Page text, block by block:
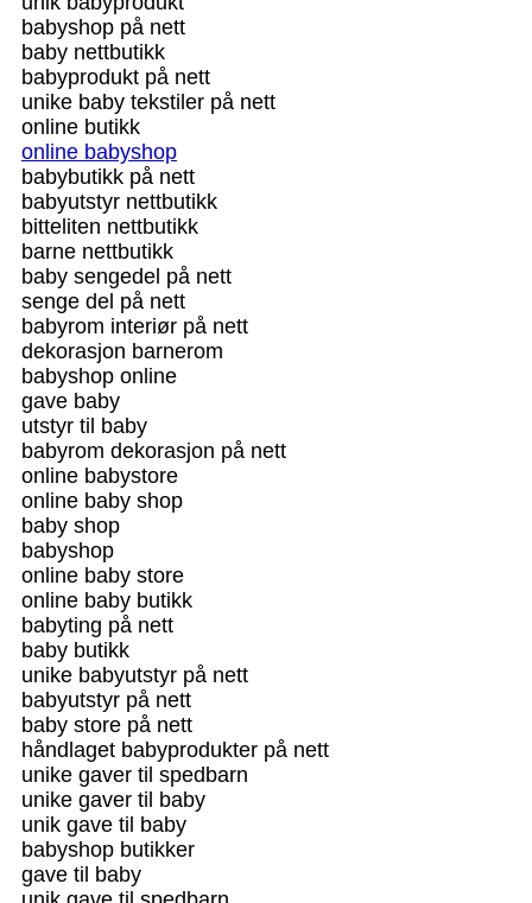
babyshop på nett
baby nettbutikk
babyprodukt på nett
unike baby tekstiler på nett
online butikk
online babyshop
babybutikk på nett
babyutstyr nettbutikk
bitteliten nettbutikk
barne nettbutikk
baby sengedel på nett
senge del på nett
babyrom interiør på nett
dekorasjon barnerom
babyshop online
gave baby
utstyr til baby
babyrom dekorasjon på nett
online babystore
online baby shop
baby shop
babyshop
online baby store
online baby butikk
babyting på nett
baby butikk
unike babyutstyr på nett
babyutstyr på nett
baby store på nett
håndlaget babyprodukter på nett
unike gaver til spedbarn
unike gaver til baby
unik gave til baby
babyshop butikker
gave til baby